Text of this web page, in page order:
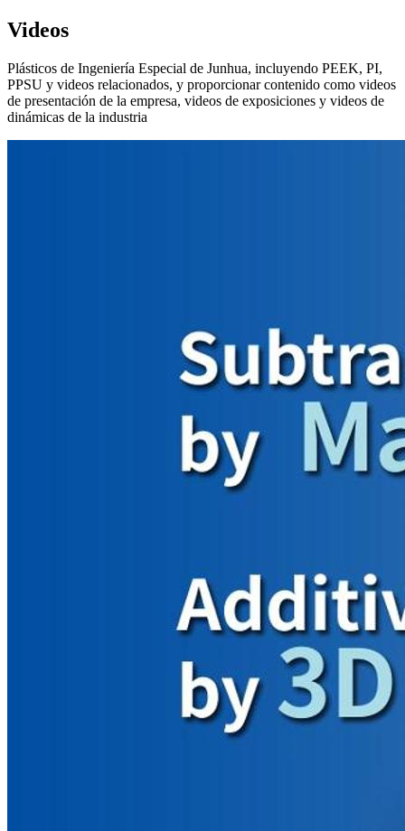
Videos
Plásticos de Ingeniería Especial de Junhua, incluyendo PEEK, PI,
PPSU y videos relacionados, y proporcionar contenido como videos
de presentación de la empresa, videos de exposiciones y videos de
dinámicas de la industria